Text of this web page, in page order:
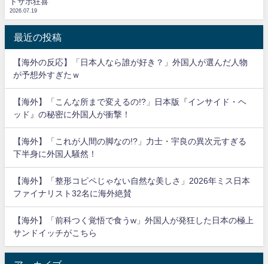
2026.07.19
最近の投稿
【海外の反応】「日本人なら誰が好き？」外国人が選んだ人物
が予想外すぎたｗ
【海外】「こんな所まで変えるの!?」日本版『インサイド・ヘ
ッド』の秘密に外国人が衝撃！
【海外】「これが人間の脚なの!?」力士・宇良の異次元すぎる
下半身に外国人騒然！
【海外】「整形コピペじゃない自然な美しさ」2026年ミス日本
ファイナリスト32名に海外絶賛
【海外】「前科つく覚悟で食うw」外国人が発狂した日本の極上
サンドイッチがこちら